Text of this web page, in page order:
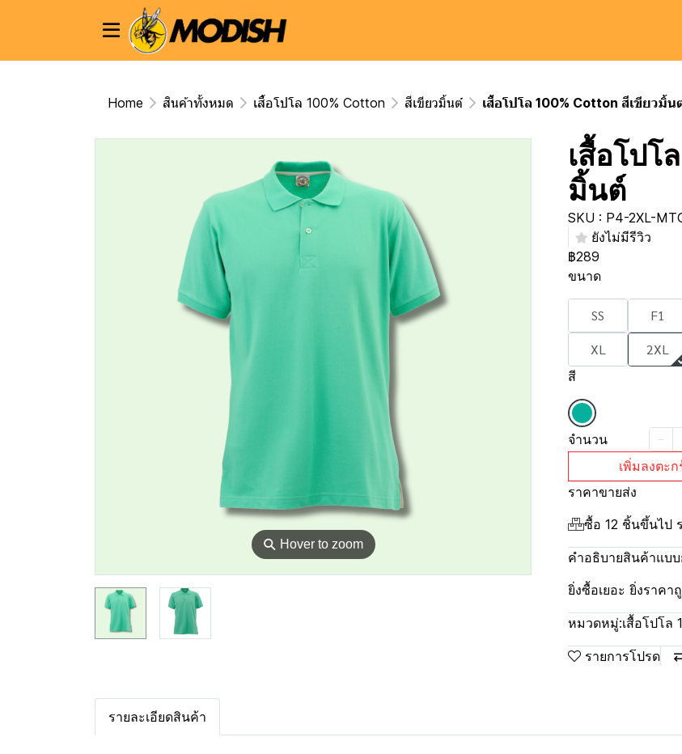
Home สินค้าทั้งหมด เสื้อโปโล 100% Cotton สีเขียวมิ้นต์ เสื้อโปโล 100% Cotton สีเขียวมิ้น
⚲ Hover to zoom
เสื้อโปโ
มิ้นต์
SKU : P4-2XL-
ยังไม่มีรีวิว
฿289
ขนาด
SS F1
XL
2XL
สี
จำนวน
เพิ่มลงตะก
ราคาขายส่ง
ซื้อ 12 ชิ้นขึ้นไป
คำอธิบายสินค้าแบบ
ยิ่งซื้อเยอะ ยิ่งราคา
หมวดหมู่:เสื้อโปโล
รายการโปรด
รายละเอียดสินค้า